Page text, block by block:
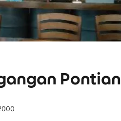
Pontian